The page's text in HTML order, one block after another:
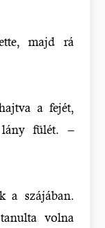
majd rá
a fejét,
lány fülét. –
a szájában.
volna